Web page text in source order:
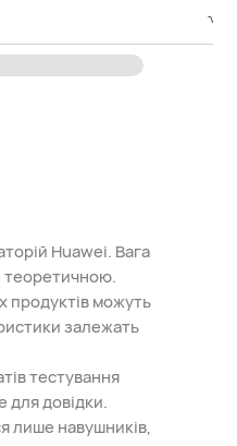
√
Huawei. Вага
теоретичною.
продуктів можуть
залежать
тестування
для довідки.
лише навушників,